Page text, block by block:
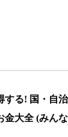
する! 国・自
金大全 (みん